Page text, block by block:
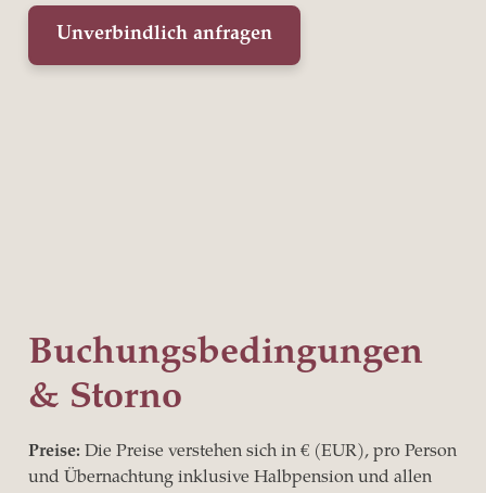
Unverbindlich anfragen
Buchungs­bedingungen
& Storno
Preise: Die Preise verstehen sich in € (EUR), pro Person
und Übernachtung inklusive Halbpension und allen